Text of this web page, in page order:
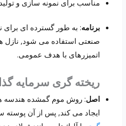
مناسب برای نمونه سازی و تولید
برنامه: به طور گسترده ای برای
صنعتی استفاده می شود, نازل
اتمیزرهای با هدف عمومی.
ریخته گری سرمایه
اصل: روش موم گمشده هندسه
ایجاد می کند, پس از آن پوسته